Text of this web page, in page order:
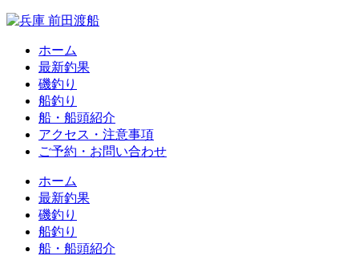
ホーム
最新釣果
磯釣り
船釣り
船・船頭紹介
アクセス・注意事項
ご予約・お問い合わせ
ホーム
最新釣果
磯釣り
船釣り
船・船頭紹介